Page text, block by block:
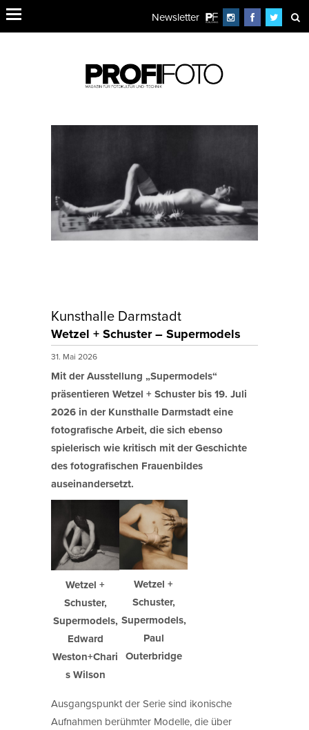
Newsletter
Kunsthalle Darmstadt
Wetzel + Schuster – Supermodels
31. Mai 2026
Mit der Ausstellung „Supermodels“
präsentieren Wetzel + Schuster bis 19. Juli
2026 in der Kunsthalle Darmstadt eine
fotografische Arbeit, die sich ebenso
spielerisch wie kritisch mit der Geschichte
des fotografischen Frauenbildes
auseinandersetzt.
Wetzel +
Schuster,
Supermodels,
Edward
Weston+Chari
s Wilson
Wetzel +
Schuster,
Supermodels,
Paul
Outerbridge
Ausgangspunkt der Serie sind ikonische
Aufnahmen berühmter Modelle, die über